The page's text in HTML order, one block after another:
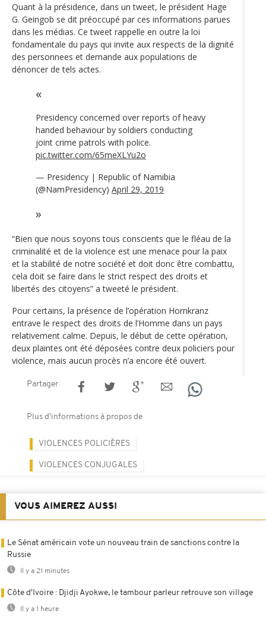
Quant à la présidence, dans un tweet, le président Hage
G. Geingob se dit préoccupé par ces informations parues
dans les médias. Ce tweet rappelle en outre la loi
fondamentale du pays qui invite aux respects de la dignité
des personnees et demande aux populations de
dénoncer de tels actes.
Presidency concerned over reports of heavy
handed behaviour by soldiers conducting
joint crime patrols with police.
pic.twitter.com/65meXLYu2o
— Presidency | Republic of Namibia
(@NamPresidency) April 29, 2019
“Bien que nous soyons tous conscients que le fléau de la
criminalité et de la violence est une menace pour la paix
et la stabilité de notre société et doit donc être combattu,
cela doit se faire dans le strict respect des droits et
libertés des citoyens” a tweeté le président.
Pour certains, la présence de l’opération Hornkranz
entrave le respect des droits de l’Homme dans un pays
relativement calme. Depuis, le début de cette opération,
deux plaintes ont été déposées contre deux policiers pour
violence, mais aucun procès n’a encore été ouvert.
Partager
Plus d'informations à propos de
VIOLENCES POLICIÈRES
VIOLENCES CONJUGALES
VOUS AIMEREZ AUSSI
Le Sénat américain vote un nouveau train de sanctions contre la
Russie
Il y a 21 minutes
Côte d'Ivoire : Djidji Ayokwe, le tambour parleur retrouve son village
Il y a 1 heure